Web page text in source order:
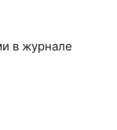
в журнале